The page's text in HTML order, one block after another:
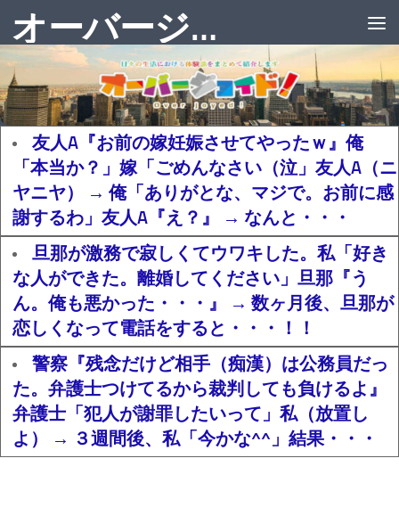
オーバージョイド！
友人A『お前の嫁妊娠させてやったｗ』俺
「本当か？」嫁「ごめんなさい（泣」友人A（ニ
ヤニヤ） → 俺「ありがとな、マジで。お前に感
謝するわ」友人A『え？』 → なんと・・・
旦那が激務で寂しくてウワキした。私「好き
な人ができた。離婚してください」旦那『う
ん。俺も悪かった・・・』 → 数ヶ月後、旦那が
恋しくなって電話をすると・・・！！
警察『残念だけど相手（痴漢）は公務員だっ
た。弁護士つけてるから裁判しても負けるよ』
弁護士「犯人が謝罪したいって」私（放置し
よ） → ３週間後、私「今かな^^」結果・・・